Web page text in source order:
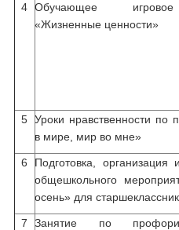
4 Обучающее
«Жизненные ценности»
5 Уроки нравственности по
в мире, мир во мне»
6
Подготовка, организация
общешкольного
осень» для
7
Занятие по